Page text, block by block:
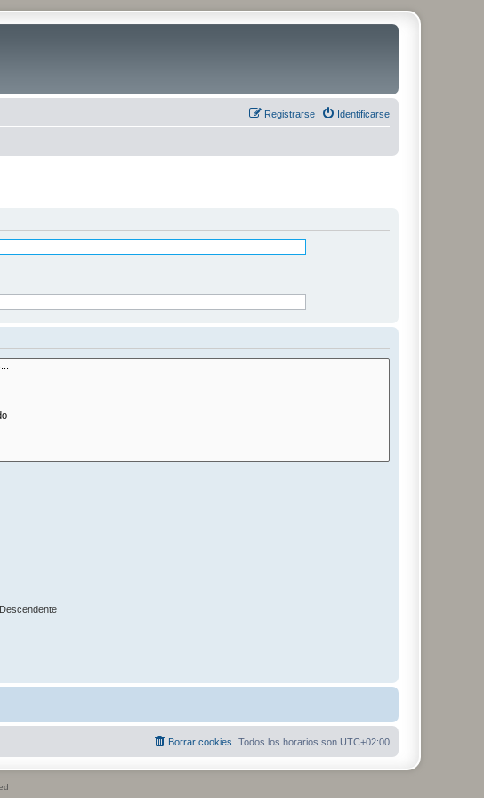
Identificarse
Registrarse
Descendente
Todos los horarios son UTC+02:00
Borrar cookies